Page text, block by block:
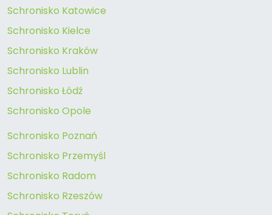
Schronisko Katowice
Schronisko Kielce
Schronisko Kraków
Schronisko Lublin
Schronisko Łódź
Schronisko Opole
Schronisko Poznań
Schronisko Przemyśl
Schronisko Radom
Schronisko Rzeszów